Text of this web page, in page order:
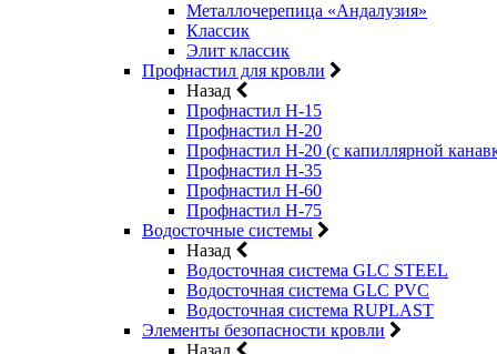
Металлочерепица «Андалузия»
Классик
Элит классик
Профнастил для кровли
Назад
Профнастил Н-15
Профнастил Н-20
Профнастил Н-20 (с капиллярной
Профнастил Н-35
Профнастил Н-60
Профнастил Н-75
Водосточные системы
Назад
Водосточная система GLC STEEL
Водосточная система GLC PVC
Водосточная система RUPLAST
Элементы безопасности кровли
Назад